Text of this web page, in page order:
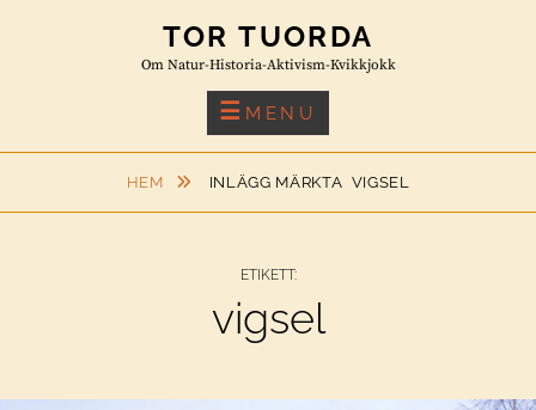
TOR TUORDA
Om Natur-Historia-Aktivism-Kvikkjokk
MENU
HEM INLÄGG MÄRKTA VIGSEL
ETIKETT:
vigsel